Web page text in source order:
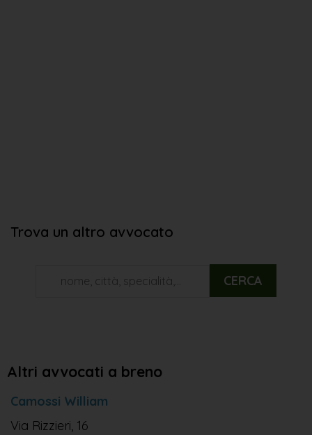
Trova un altro avvocato
CERCA
Altri avvocati a breno
Camossi William
Via Rizzieri, 16